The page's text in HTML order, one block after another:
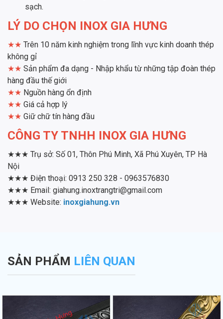
sạch.
LÝ DO CHỌN INOX GIA HƯNG
★★ Trên 10 năm kinh nghiệm trong lĩnh vực kinh doanh thép
không gỉ
★★ Sản phẩm đa dạng - Nhập khẩu từ những tập đoàn thép
hàng đầu thế giới
★★ Nguồn hàng ổn định
★★ Giá cả hợp lý
★★ Giữ chữ tín hàng đầu
CÔNG TY TNHH INOX GIA HƯNG
★★★ Trụ sở: Số 01, Thôn Phú Minh, Xã Phú Xuyên, TP Hà
Nội
★★★ Điện thoại: 0913 250 328 - 0963576830
★★★ Email: giahung.inoxtrangtri@gmail.com
★★★ Website: inoxgiahung.vn
SẢN PHẨM LIÊN QUAN